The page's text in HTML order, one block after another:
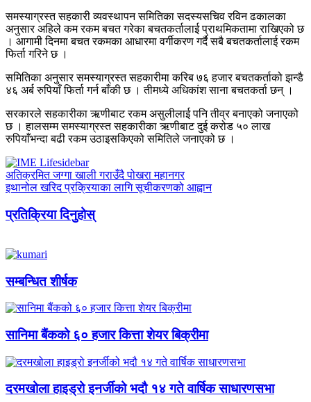
समस्याग्रस्त सहकारी व्यवस्थापन समितिका सदस्यसचिव रविन ढकालका
अनुसार अहिले कम रकम बचत गरेका बचतकर्तालाई प्राथमिकतामा राखिएको छ
। आगामी दिनमा बचत रकमका आधारमा वर्गीकरण गर्दै सबै बचतकर्तालाई रकम
फिर्ता गरिने छ ।
समितिका अनुसार समस्याग्रस्त सहकारीमा करिब ७६ हजार बचतकर्ताको झन्डै
४६ अर्ब रुपियाँ फिर्ता गर्न बाँकी छ । तीमध्ये अधिकांश साना बचतकर्ता छन् ।
सरकारले सहकारीका ऋणीबाट रकम असुलीलाई पनि तीव्र बनाएको जनाएको
छ । हालसम्म समस्याग्रस्त सहकारीका ऋणीबाट दुई करोड ५० लाख
रुपियाँभन्दा बढी रकम उठाइसकिएको समितिले जनाएको छ ।
अतिक्रमित जग्गा खाली गराउँदै पोखरा महानगर
इथानोल खरिद प्रक्रियाका लागि सूचीकरणको आह्वान
प्रतिक्रिया दिनुहोस्
सम्बन्धित शीर्षक
सानिमा बैंकको ६० हजार कित्ता शेयर बिक्रीमा
दरमखोला हाइड्रो इनर्जीको भदौ १४ गते वार्षिक साधारणसभा